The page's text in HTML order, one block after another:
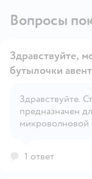
Вопросы
Здравствуйте,
бутылочки
Здравствуйте.
предназначен
микроволновой
как AVENT,
1 ответ